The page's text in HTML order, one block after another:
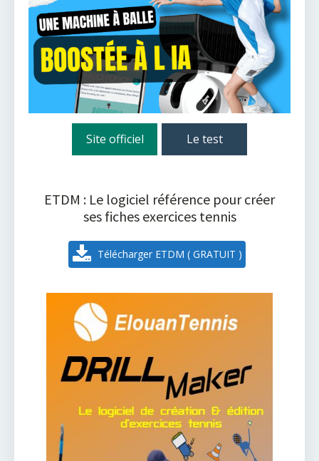
Site officiel Le test
ETDM : Le logiciel référence pour créer
ses fiches exercices tennis
Télécharger ETDM ( GRATUIT )